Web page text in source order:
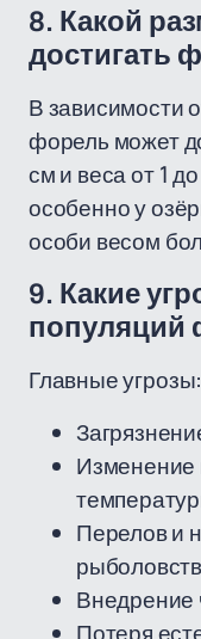
8. Какой
достигать
В зависимости
форель может
см и веса от 1
особенно у
особи весом
9. Какие
популяций
Главные угрозы:
Изменение
Перелов и
Внедрение